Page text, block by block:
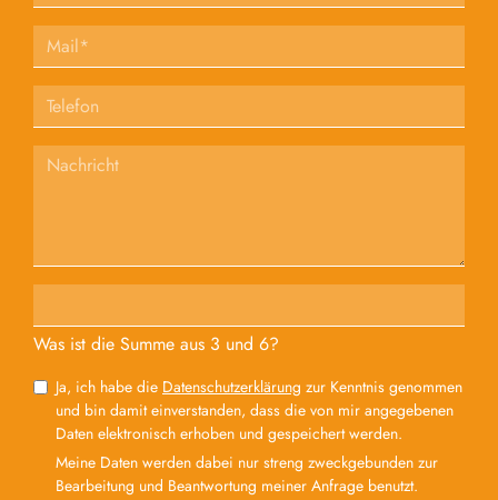
Was ist die Summe aus 3 und 6?
Ja, ich habe die Datenschutzerklärung zur Kenntnis genommen
und bin damit einverstanden, dass die von mir angegebenen
Daten elektronisch erhoben und gespeichert werden.
Meine Daten werden dabei nur streng zweckgebunden zur
Bearbeitung und Beantwortung meiner Anfrage benutzt.